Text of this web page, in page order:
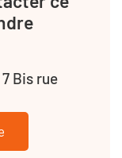
Bis rue